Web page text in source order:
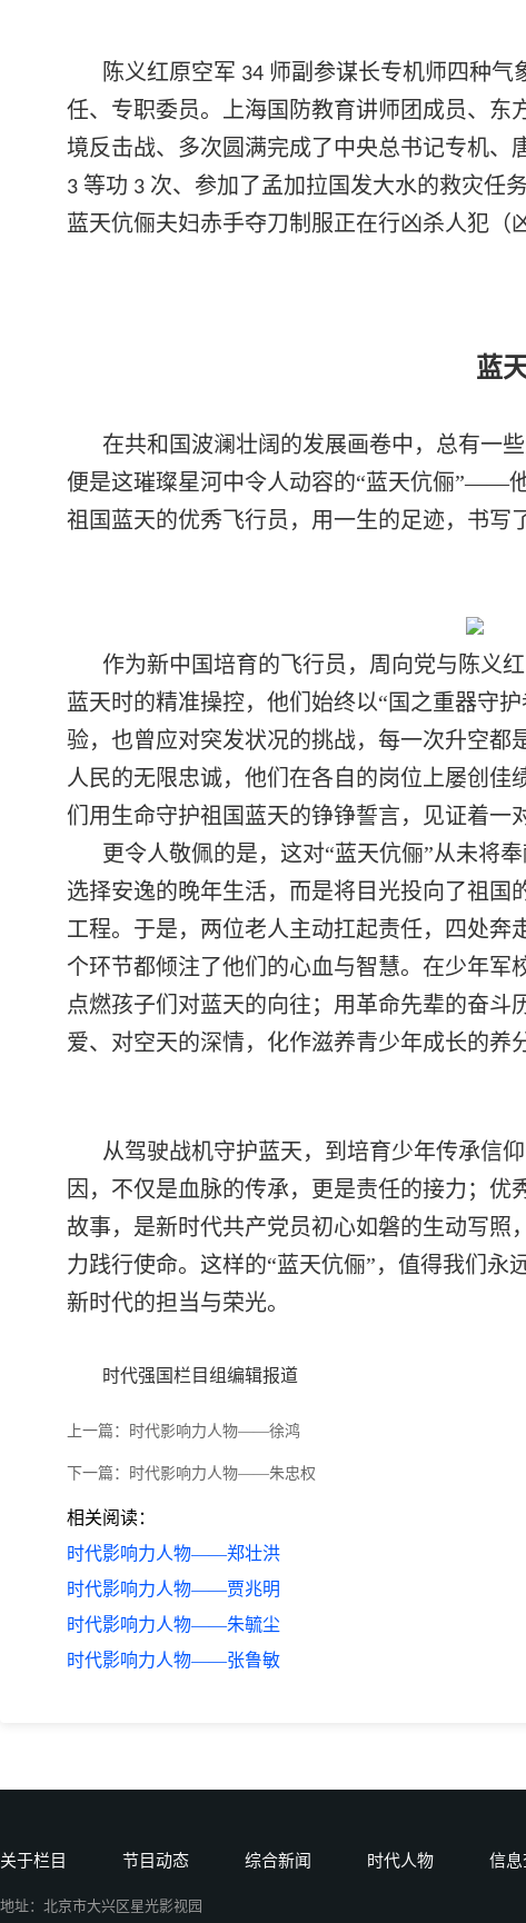
陈义红原空军 34 师副参谋长专机师四种气
任、专职委员。上海国防教育讲师团成员、东
境反击战、多次圆满完成了中央总书记专机、
3 等功 3 次、参加了孟加拉国发大水的救灾任
蓝天伉俪夫妇赤手夺刀制服正在行凶杀人犯（
蓝
在共和国波澜壮阔的发展画卷中，总有一
便是这璀璨星河中令人动容的“蓝天伉俪”——
祖国蓝天的优秀飞行员，用一生的足迹，书写
作为新中国培育的飞行员，周向党与陈义
蓝天时的精准操控，他们始终以“国之重器守
验，也曾应对突发状况的挑战，每一次升空都
人民的无限忠诚，他们在各自的岗位上屡创
们用生命守护祖国蓝天的铮铮誓言，见证着一
更令人敬佩的是，这对“蓝天伉俪”从未将
选择安逸的晚年生活，而是将目光投向了祖
工程。于是，两位老人主动扛起责任，四处
个环节都倾注了他们的心血与智慧。在少年军
点燃孩子们对蓝天的向往；用革命先辈的奋
爱、对空天的深情，化作滋养青少年成长的养
从驾驶战机守护蓝天，到培育少年传承信
因，不仅是血脉的传承，更是责任的接力；
故事，是新时代共产党员初心如磐的生动写照
力践行使命。这样的“蓝天伉俪”，值得我们
新时代的担当与荣光。
时代强国栏目组编辑报道
上一篇： 时代影响力人物——徐鸿
下一篇： 时代影响力人物——朱忠权
相关阅读：
时代影响力人物——郑壮洪
时代影响力人物——贾兆明
时代影响力人物——朱毓尘
时代影响力人物——张鲁敏
关于栏目 节目动态 综合新闻 时代人物 信息
地址：北京市大兴区星光影视园